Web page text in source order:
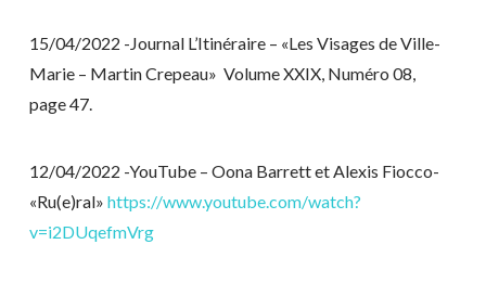
15/04/2022 -Journal L’Itinéraire – «Les Visages de Ville-
Marie – Martin Crepeau» Volume XXIX, Numéro 08,
page 47.
12/04/2022 -YouTube – Oona Barrett et Alexis Fiocco-
«Ru(e)ral» https://www.youtube.com/watch?
v=i2DUqefmVrg